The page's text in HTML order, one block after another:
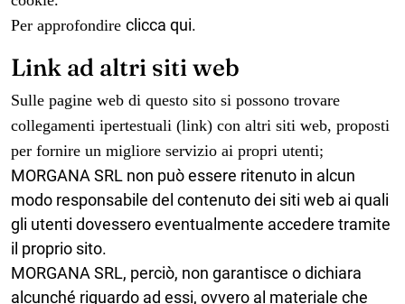
Per approfondire clicca qui.
Link ad altri siti web
Sulle pagine web di questo sito si possono trovare
collegamenti ipertestuali (link) con altri siti web, proposti
per fornire un migliore servizio ai propri utenti;
MORGANA SRL non può essere ritenuto in alcun
modo responsabile del contenuto dei siti web ai quali
gli utenti dovessero eventualmente accedere tramite
il proprio sito.
MORGANA SRL, perciò, non garantisce o dichiara
alcunché riguardo ad essi, ovvero al materiale che